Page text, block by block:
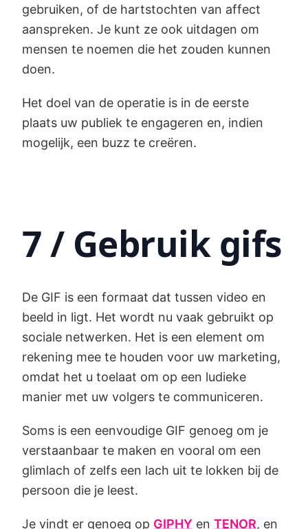
gebruiken, of de hartstochten van affect
aanspreken. Je kunt ze ook uitdagen om
mensen te noemen die het zouden kunnen
doen.
Het doel van de operatie is in de eerste
plaats uw publiek te engageren en, indien
mogelijk, een buzz te creëren.
7 / Gebruik gifs
De GIF is een formaat dat tussen video en
beeld in ligt. Het wordt nu vaak gebruikt op
sociale netwerken. Het is een element om
rekening mee te houden voor uw marketing,
omdat het u toelaat om op een ludieke
manier met uw volgers te communiceren.
Soms is een eenvoudige GIF genoeg om je
verstaanbaar te maken en vooral om een
glimlach of zelfs een lach uit te lokken bij de
persoon die je leest.
Je vindt er genoeg op GIPHY en TENOR, en